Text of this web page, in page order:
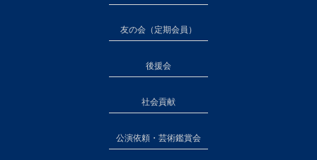
友の会（定期会員）
後援会
社会貢献
公演依頼・芸術鑑賞会